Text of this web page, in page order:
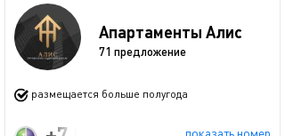
Апартаменты Алис
71 предложение
размещается больше полугода
показать номер